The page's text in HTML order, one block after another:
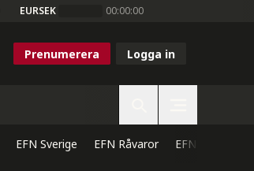
EURSEK 00:00:00
Prenumerera Logga in
EFN Sverige EFN Råvaror EFN Direkt